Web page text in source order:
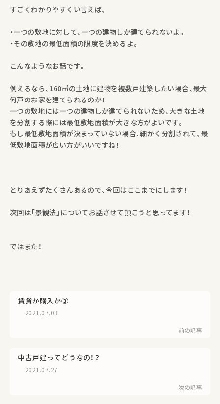
すごくわかりやすくい言えば、
・一つの敷地に対して、一つの建物しか建てられないよ。
・その敷地の最低面積の限度を決めるよ。
こんなようなお話です。
例えるなら、160㎡の土地に建物を複数戸建築したい場合、最大
何戸のお家を建てられるのか！
一つの敷地には一つの建物しか建てられないため、大きな土地
を分割する際には最低敷地面積が大きな方がよいです。
もし最低敷地面積が決まっていない場合、細かく分割されて、最
低敷地面積が広い方がいいですね！
とりあえずたくさんあるので、今回はここまでにします！
次回は「景観法」についてお話させて頂こうと思ってます！
ではまた！
前の記事
賃貸か購入か③
2021.07.08
次の記事
中古戸建ってどうなの！？
2021.07.27